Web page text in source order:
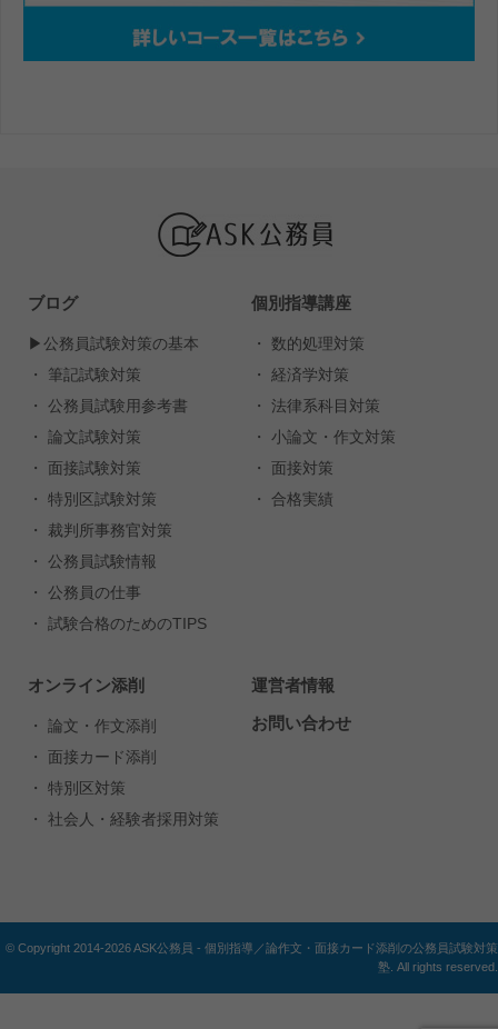
ブログ
▶︎公務員試験対策の基本
・ 筆記試験対策
・ 公務員試験用参考書
・ 論文試験対策
・ 面接試験対策
・ 特別区試験対策
・ 裁判所事務官対策
・ 公務員試験情報
・ 公務員の仕事
・ 試験合格のためのTIPS
個別指導講座
・ 数的処理対策
・ 経済学対策
・ 法律系科目対策
・ 小論文・作文対策
・ 面接対策
・ 合格実績
オンライン添削
・ 論文・作文添削
・ 面接カード添削
・ 特別区対策
・ 社会人・経験者採用対策
運営者情報
お問い合わせ
© Copyright 2014-2026 ASK公務員 - 個別指導／論作文・面接カード添削の公務員試験対策
塾. All rights reserved.